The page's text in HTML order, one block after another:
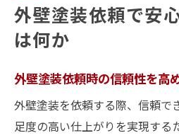
外壁塗装依頼で安
は何か
外壁塗装依頼時の信頼性を高
外壁塗装を依頼する際、信頼で
足度の高い仕上がりを実現する